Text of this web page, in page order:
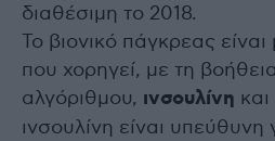
διαθέσιμη το 2018.
Το βιονικό πάγκρεας είναι
που χορηγεί, με τη
αλγόριθμου, ινσουλίνη και
ινσουλίνη είναι υπεύθυνη